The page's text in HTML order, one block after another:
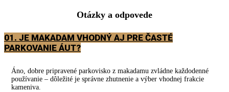
Otázky a odpovede
01. JE MAKADAM VHODNÝ AJ PRE ČASTÉ
PARKOVANIE ÁUT?
Áno, dobre pripravené parkovisko z makadamu zvládne každodenné
používanie – dôležité je správne zhutnenie a výber vhodnej frakcie
kameniva.